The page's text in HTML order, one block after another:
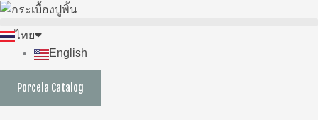
Skip
content
ไทย
English
Porcela Catalog